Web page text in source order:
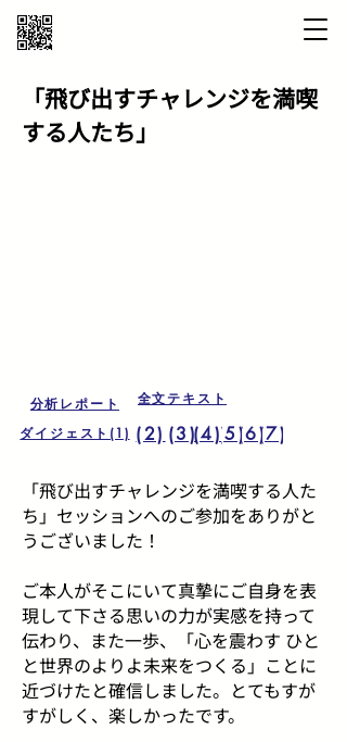
「飛び出すチャレンジを満喫
する人たち」
全文テキスト
ダイジェスト(1) (2) (3)(4)(5)(6)(7)
分析レポート
「飛び出すチャレンジを満喫する人た
ち」セッションへのご参加をありがと
うございました！
ご本人がそこにいて真摯にご自身を表
現して下さる思いの力が実感を持って
伝わり、また一歩、「心を震わす ひと
と世界のよりよ未来をつくる」ことに
近づけたと確信しました。とてもすが
すがしく、楽しかったです。